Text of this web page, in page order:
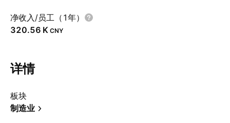
净收入/员工（1年）
‪320.56 K‬ CNY
详情
板块
制造业